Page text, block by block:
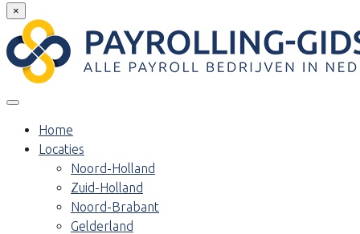
×
Home
Locaties
Noord-Holland
Zuid-Holland
Noord-Brabant
Gelderland